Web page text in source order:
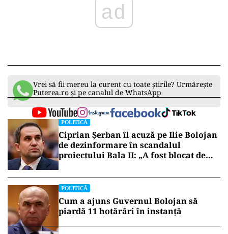
ad
Vrei să fii mereu la curent cu toate știrile? Urmărește
Puterea.ro și pe canalul de WhatsApp
POLITICĂ
Ciprian Șerban îl acuză pe Ilie Bolojan
de dezinformare în scandalul
proiectului Bala II: „A fost blocat de
POLITICĂ
Cum a ajuns Guvernul Bolojan să
piardă 11 hotărâri în instanță